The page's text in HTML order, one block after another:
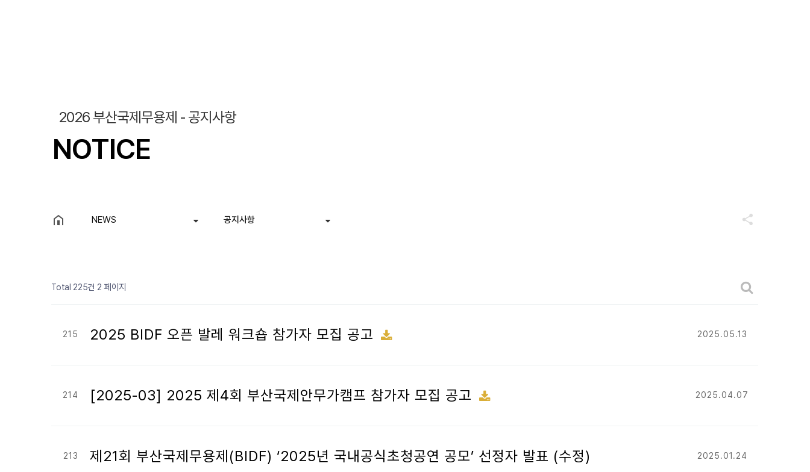
2026 부산국제무용제 - 공지사항
NOTICE
NEWS 공지사항
Total 225건 2 페이지
215 2025 BIDF 오픈 발레 워크숍 참가자 모집 공고 2025.05.13
214 [2025-03] 2025 제4회 부산국제안무가캠프 참가자 모집 공고 2025.04.07
213 제21회 부산국제무용제(BIDF) ‘2025년 국내공식초청공연 공모’ 선정자 발표 (수정) 2025.01.24